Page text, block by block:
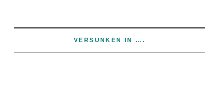
VERSUNKEN IN ….